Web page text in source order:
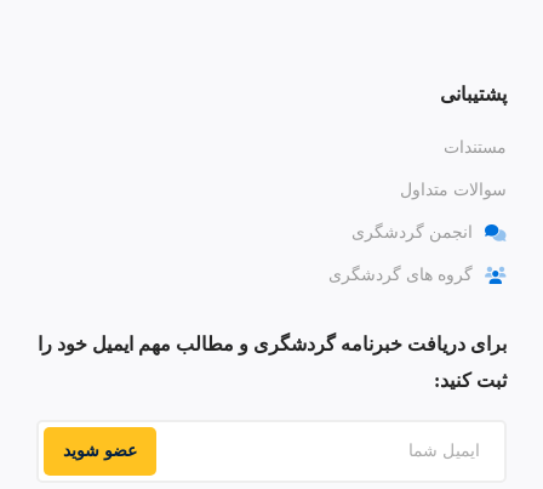
پشتیبانی
مستندات
سوالات متداول
انجمن گردشگری
گروه های گردشگری
برای دریافت خبرنامه گردشگری و مطالب مهم ایمیل خود را
ثبت کنید:
عضو شوید